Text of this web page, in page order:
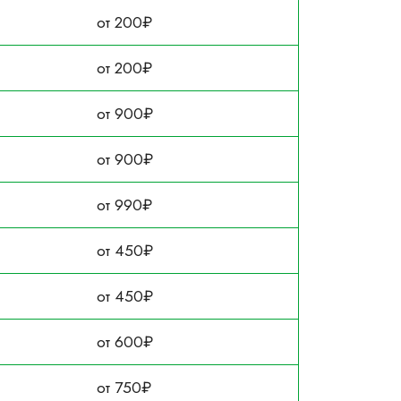
от 200₽
от 200₽
от 900₽
от 900₽
от 990₽
от 450₽
от 450₽
от 600₽
от 750₽